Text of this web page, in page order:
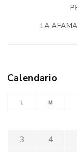
LA
Calendario
L M
3
4